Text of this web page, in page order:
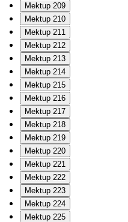
Mektup 209
Mektup 210
Mektup 211
Mektup 212
Mektup 213
Mektup 214
Mektup 215
Mektup 216
Mektup 217
Mektup 218
Mektup 219
Mektup 220
Mektup 221
Mektup 222
Mektup 223
Mektup 224
Mektup 225